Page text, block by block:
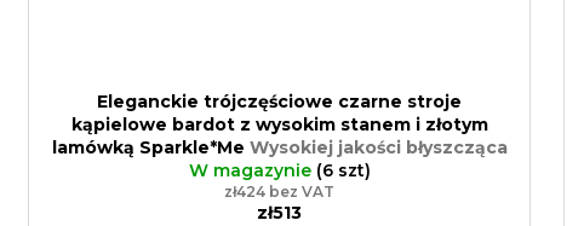
Eleganckie trójczęściowe czarne stroje
kąpielowe bardot z wysokim stanem i złotym
lamówką Sparkle*Me Wysokiej jakości błyszcząca
tkanina kostiumowa z Włoch
W magazynie (6 szt)
zł424 bez VAT
zł513